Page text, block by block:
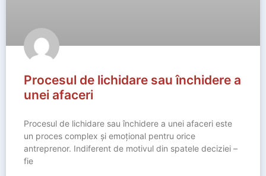
Procesul de lichidare sau închidere a
unei afaceri
Procesul de lichidare sau închidere a unei afaceri este
un proces complex și emoțional pentru orice
antreprenor. Indiferent de motivul din spatele deciziei –
fie